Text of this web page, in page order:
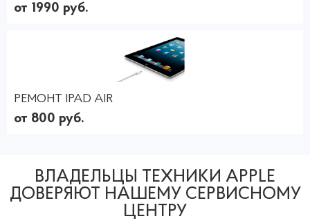
от 1990 руб.
РЕМОНТ IPAD AIR
от 800 руб.
ВЛАДЕЛЬЦЫ ТЕХНИКИ APPLE
ДОВЕРЯЮТ НАШЕМУ СЕРВИСНОМУ
ЦЕНТРУ